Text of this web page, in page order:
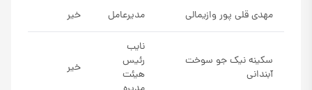
مهدی قلی پور وازیمالی مدیرعامل خیر
سکینه نیک جو سوخت
آبندانی
نایب
رئیس
هیئت
خیر